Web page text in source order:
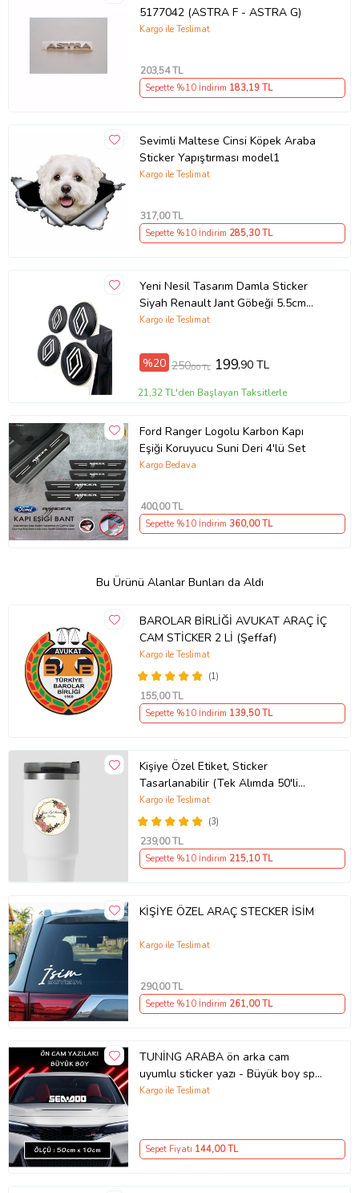
5177042 (ASTRA F - ASTRA G)
Kargo ile Teslimat
203,54 TL
Sepette %10 İndirim 183,19 TL
Sevimli Maltese Cinsi Köpek Araba
Sticker Yapıştırması model1
Kargo ile Teslimat
317,00 TL
Sepette %10 İndirim 285,30 TL
Yeni Nesil Tasarım Damla Sticker
Siyah Renault Jant Göbeği 5.5cm
Uyumlu
Kargo ile Teslimat
%20 250,00 TL 199,90 TL
21,32 TL'den Başlayan Taksitlerle
Ford Ranger Logolu Karbon Kapı
Eşiği Koruyucu Suni Deri 4'lü Set
Kargo Bedava
400,00 TL
Sepette %10 İndirim 360,00 TL
Bu Ürünü Alanlar Bunları da Aldı
BAROLAR BİRLİĞİ AVUKAT ARAÇ İÇ
CAM STİCKER 2 Lİ (Şeffaf)
(1)
Kargo ile Teslimat
155,00 TL
Sepette %10 İndirim 139,50 TL
Kişiye Özel Etiket, Sticker
Tasarlanabilir (Tek Alımda 50'li
Gönderim Yapılmaktadır)
(3)
Kargo ile Teslimat
239,00 TL
Sepette %10 İndirim 215,10 TL
KİŞİYE ÖZEL ARAÇ STECKER İSİM
Kargo ile Teslimat
290,00 TL
Sepette %10 İndirim 261,00 TL
TUNİNG ARABA ön arka cam
uyumlu sticker yazı - Büyük boy spor
tuning modifiye etiket
Kargo ile Teslimat
Sepet Fiyatı 144,00 TL